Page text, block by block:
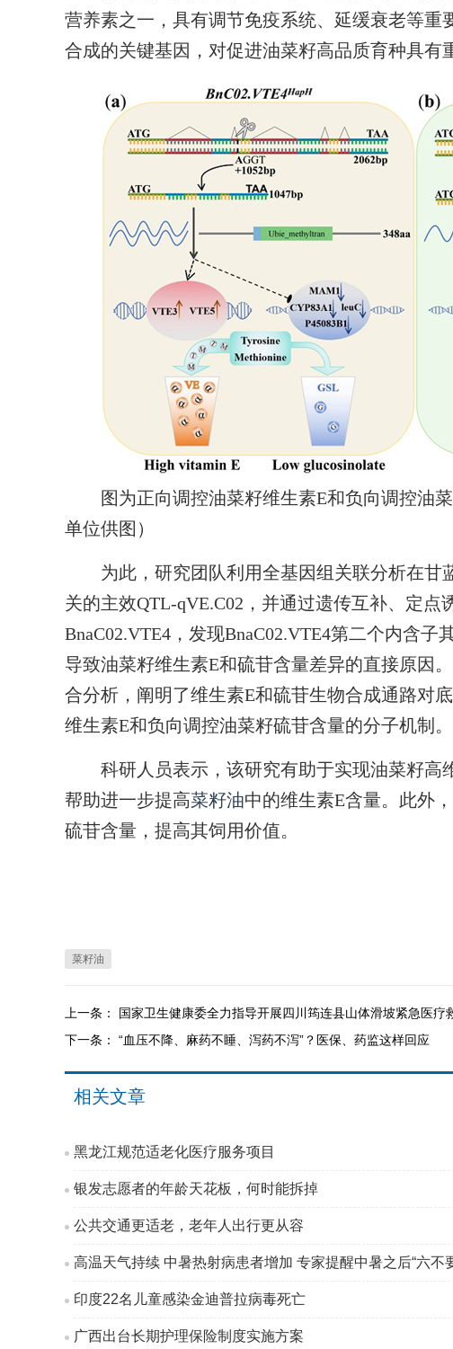
营养素之一，具有调节免疫系统、延缓衰老等重
合成的关键基因，对促进油菜籽高品质育种具有
图为正向调控油菜籽维生素E和负向调控油菜
单位供图）
为此，研究团队利用全基因组关联分析在甘
关的主效QTL-qVE.C02，并通过遗传互补、定
BnaC02.VTE4，发现BnaC02.VTE4第二个内含
导致油菜籽维生素E和硫苷含量差异的直接原因
合分析，阐明了维生素E和硫苷生物合成通路对
维生素E和负向调控油菜籽硫苷含量的分子机制。
科研人员表示，该研究有助于实现油菜籽高
帮助进一步提高菜籽油中的维生素E含量。此外
硫苷含量，提高其饲用价值。
菜籽油
上一条： 国家卫生健康委全力指导开展四川筠连县山体滑坡紧急医疗
下一条： “血压不降、麻药不睡、泻药不泻”？医保、药监这样回应
相关文章
黑龙江规范适老化医疗服务项目
银发志愿者的年龄天花板，何时能拆掉
公共交通更适老，老年人出行更从容
高温天气持续 中暑热射病患者增加 专家提醒中暑之后“六不
印度22名儿童感染金迪普拉病毒死亡
广西出台长期护理保险制度实施方案